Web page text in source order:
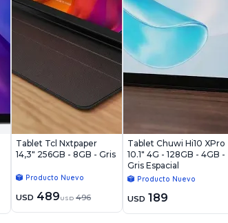
Tablet Tcl Nxtpaper
14,3" 256GB - 8GB - Gris
Producto Nuevo
USD 489 USD 496
Tablet Chuwi Hi10 XPro
10.1" 4G - 128GB - 4GB -
Gris Espacial
Producto Nuevo
USD 189